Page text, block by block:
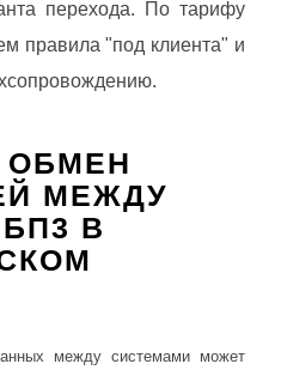
перехода. По тарифу
правила "под клиента" и
ОБМЕН
МЕЖДУ
В
между системами может